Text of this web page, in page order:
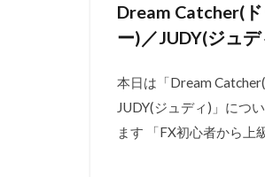
Dream Catcher(
ー)／JUDY(ジュ
本日は「Dream
JUDY(ジュディ)」につ
ます 「FX初心者から上